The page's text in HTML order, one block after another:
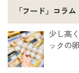
「フード」コラム
少し高
ックの